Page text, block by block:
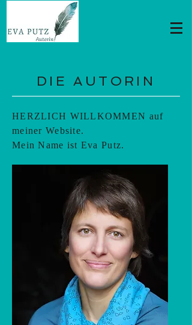
DIE AUTORIN
HERZLICH WILLKOMMEN auf
meiner Website.
Mein Name ist Eva Putz.